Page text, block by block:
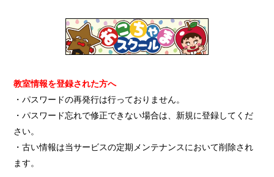
教室情報を登録された方へ
・パスワードの再発行は行っておりません。
・パスワード忘れで修正できない場合は、新規に登録してくだ
さい。
・古い情報は当サービスの定期メンテナンスにおいて削除され
ます。